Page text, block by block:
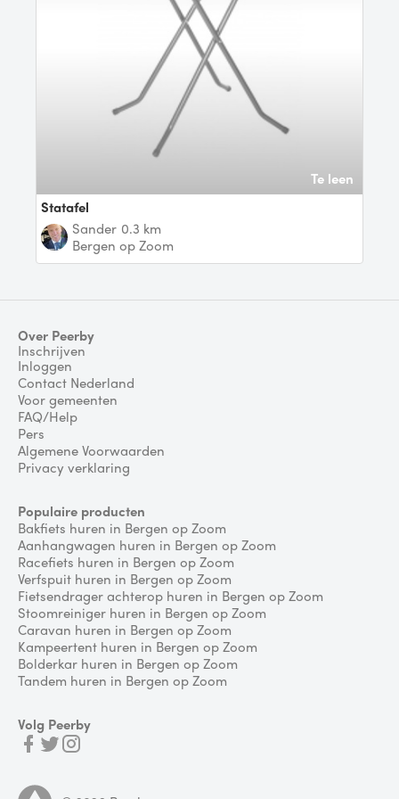
Te leen
Statafel
Sander 0.3 km
Bergen op Zoom
Over Peerby
Inschrijven
Inloggen
Contact Nederland
Voor gemeenten
FAQ/Help
Pers
Algemene Voorwaarden
Privacy verklaring
Populaire producten
Bakfiets huren in Bergen op Zoom
Aanhangwagen huren in Bergen op Zoom
Racefiets huren in Bergen op Zoom
Verfspuit huren in Bergen op Zoom
Fietsendrager achterop huren in Bergen op Zoom
Stoomreiniger huren in Bergen op Zoom
Caravan huren in Bergen op Zoom
Kampeertent huren in Bergen op Zoom
Bolderkar huren in Bergen op Zoom
Tandem huren in Bergen op Zoom
Volg Peerby